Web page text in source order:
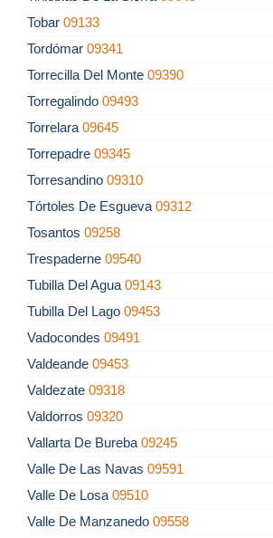
Tobar 09133
Tordómar 09341
Torrecilla Del Monte 09390
Torregalindo 09493
Torrelara 09645
Torrepadre 09345
Torresandino 09310
Tórtoles De Esgueva 09312
Tosantos 09258
Trespaderne 09540
Tubilla Del Agua 09143
Tubilla Del Lago 09453
Vadocondes 09491
Valdeande 09453
Valdezate 09318
Valdorros 09320
Vallarta De Bureba 09245
Valle De Las Navas 09591
Valle De Losa 09510
Valle De Manzanedo 09558